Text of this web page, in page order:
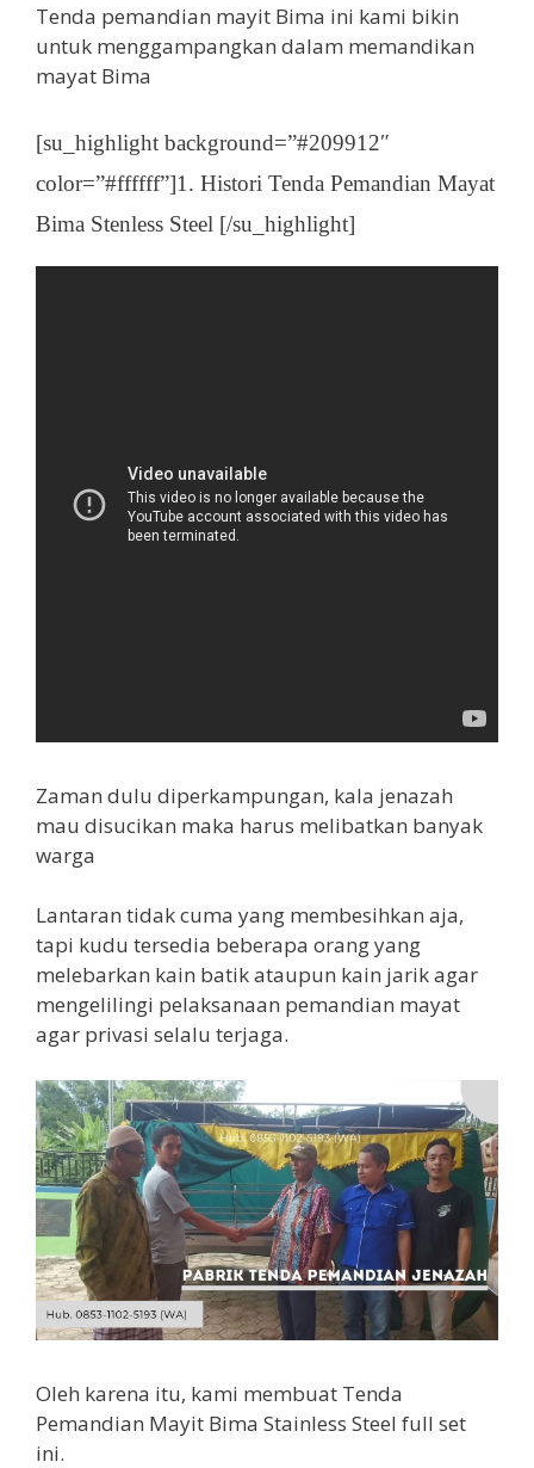
Tenda pemandian mayit Bima ini kami bikin
untuk menggampangkan dalam memandikan
mayat Bima
[su_highlight background=”#209912″
color=”#ffffff”]1. Histori Tenda Pemandian Mayat
Bima Stenless Steel [/su_highlight]
Zaman dulu diperkampungan, kala jenazah
mau disucikan maka harus melibatkan banyak
warga
Lantaran tidak cuma yang membesihkan aja,
tapi kudu tersedia beberapa orang yang
melebarkan kain batik ataupun kain jarik agar
mengelilingi pelaksanaan pemandian mayat
agar privasi selalu terjaga.
Oleh karena itu, kami membuat Tenda
Pemandian Mayit Bima Stainless Steel full set
ini.